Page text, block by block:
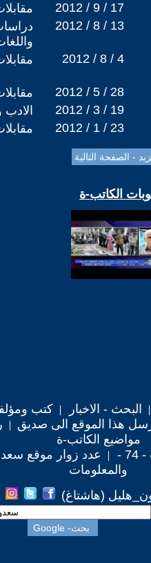
2012 / 9 / 17
2012 / 8 / 13
2012 / 8 / 4
2012 / 5 / 28
2012 / 3 / 19
2012 / 1 / 23
الكاتب-ة
البحث - الاخبار كتب
هذا الموقع الى صديق
مواضيع الكاتب-ة
- عدد زوار موقع سعدون
والمعلومات
(هاشتاغ)